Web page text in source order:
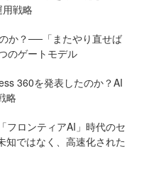
用戦略
か？──「またやり直せば
のゲートモデル
360を発表したのか？AI
略
フロンティアAI」時代のセ
ではなく、高速化された